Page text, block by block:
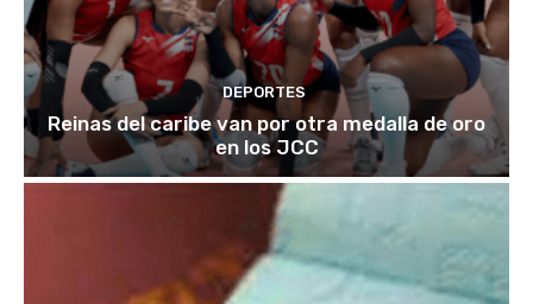
DEPORTES
Reinas del caribe van por otra medalla de oro
en los JCC